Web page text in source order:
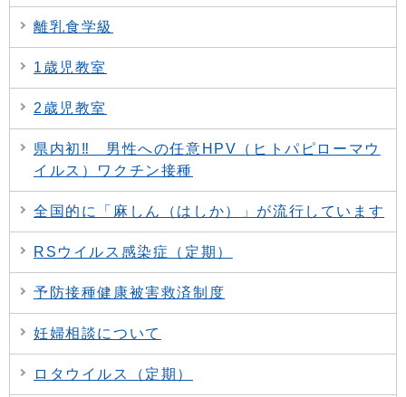
離乳食学級
1歳児教室
2歳児教室
県内初‼ 男性への任意HPV（ヒトパピローマウ
イルス）ワクチン接種
全国的に「麻しん（はしか）」が流行しています
RSウイルス感染症（定期）
予防接種健康被害救済制度
妊婦相談について
ロタウイルス（定期）